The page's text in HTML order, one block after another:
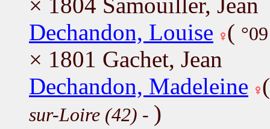
Dechandon, Louise (
× 1801 Gachet, Jean
Dechandon, Madeleine
sur-Loire (42) - )